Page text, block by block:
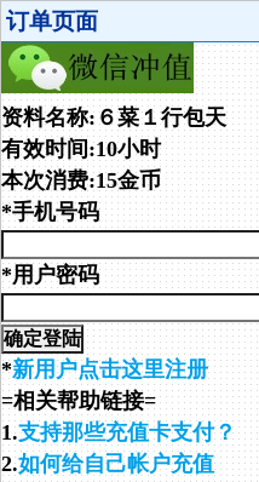
订单页面
资料名称:６菜１行包天
有效时间:10小时
本次消费:15金币
*手机号码
*用户密码
*新用户点击这里注册
=相关帮助链接=
1.支持那些充值卡支付？
2.如何给自己帐户充值